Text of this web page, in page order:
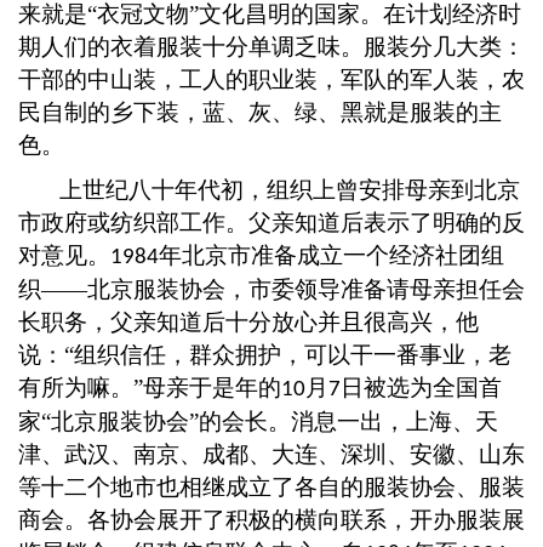
来就是“衣冠文物”文化昌明的国家。在计划经济时
期人们的衣着服装十分单调乏味。服装分几大类：
干部的中山装，工人的职业装，军队的军人装，农
民自制的乡下装，蓝、灰、绿、黑就是服装的主
色。
上世纪八十年代初，组织上曾安排母亲到北京
市政府或纺织部工作。父亲知道后表示了明确的反
对意见。
1984年北京市准备成立一个经济社团组
织——北京服装协会，市委领导准备请母亲担任会
长职务，父亲知道后十分放心并且很高兴，他
说：“组织信任，群众拥护，可以干一番事业，老
有所为嘛。”母亲于是年的10 月 7 日被选为全国首
家“北京服装协会”的会长。消息一出，上海、天
津、武汉、南京、成都、大连、深圳、安徽、山东
等十二个地市也相继成立了各自的服装协会、服装
商会。各协会展开了积极的横向联系，开办服装展